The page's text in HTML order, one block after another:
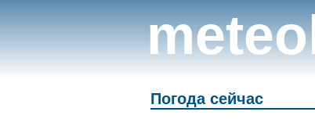
Погода сейчас